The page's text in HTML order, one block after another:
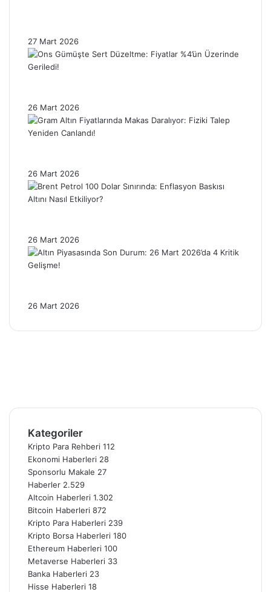
27 Mart 2026
26 Mart 2026
26 Mart 2026
26 Mart 2026
26 Mart 2026
Kategoriler
Kripto Para Rehberi 112
Ekonomi Haberleri 28
Sponsorlu Makale 27
Haberler 2.529
Altcoin Haberleri 1.302
Bitcoin Haberleri 872
Kripto Para Haberleri 239
Kripto Borsa Haberleri 180
Ethereum Haberleri 100
Metaverse Haberleri 33
Banka Haberleri 23
Hisse Haberleri 18